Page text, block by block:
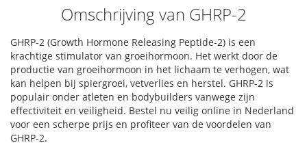
Omschrijving van GHRP-2
GHRP-2 (Growth Hormone Releasing Peptide-2) is een
krachtige stimulator van groeihormoon. Het werkt door de
productie van groeihormoon in het lichaam te verhogen, wat
kan helpen bij spiergroei, vetverlies en herstel. GHRP-2 is
populair onder atleten en bodybuilders vanwege zijn
effectiviteit en veiligheid. Bestel nu veilig online in Nederland
voor een scherpe prijs en profiteer van de voordelen van
GHRP-2.